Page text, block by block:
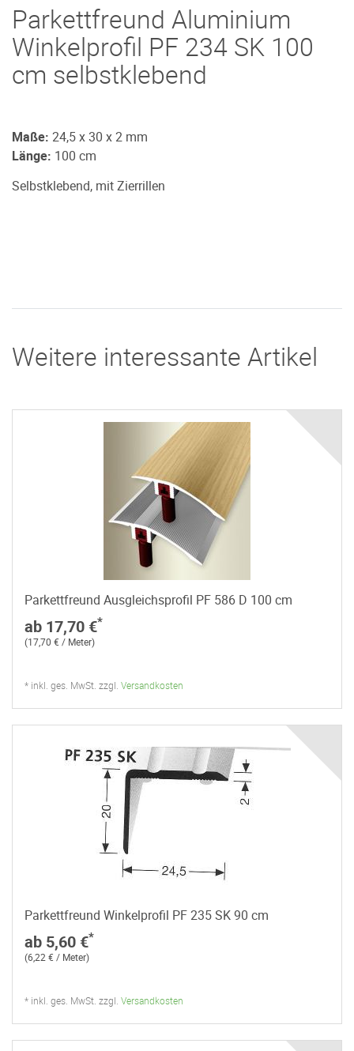
Parkettfreund Aluminium
Winkelprofil PF 234 SK 100
cm selbstklebend
Maße: 24,5 x 30 x 2 mm
Länge: 100 cm
Selbstklebend, mit Zierrillen
Weitere interessante Artikel
Parkettfreund Ausgleichsprofil PF 586 D 100 cm
ab 17,70 €*
(17,70 € / Meter)
* inkl. ges. MwSt. zzgl. Versandkosten
Parkettfreund Winkelprofil PF 235 SK 90 cm
ab 5,60 €*
(6,22 € / Meter)
* inkl. ges. MwSt. zzgl. Versandkosten